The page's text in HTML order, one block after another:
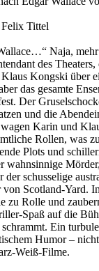
Tittel
Naja,
des
Kongski über
das gesamte
Der
und die
Karin und
Rollen, was
Plots und
wahnsinnige
schusselige
von Scotland-Yard.
zu Rolle und
Spaß auf die
Ein
Humor –
Weiß-Filme.